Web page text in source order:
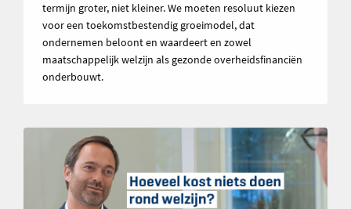
termijn groter, niet kleiner. We moeten resoluut kiezen
voor een toekomstbestendig groeimodel, dat
ondernemen beloont en waardeert en zowel
maatschappelijk welzijn als gezonde overheidsfinanciën
onderbouwt.